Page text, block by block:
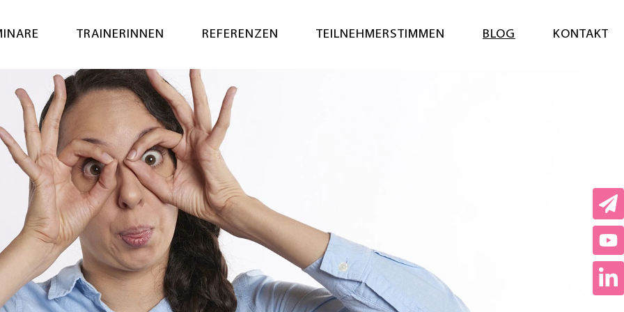
TRAINERINNEN REFERENZEN TEILNEHMERSTIMMEN BLOG KONTAKT